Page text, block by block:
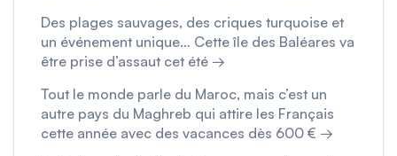
Des plages sauvages, des criques turquoise et
un événement unique… Cette île des Baléares va
être prise d’assaut cet été →
Tout le monde parle du Maroc, mais c’est un
autre pays du Maghreb qui attire les Français
cette année avec des vacances dès 600 € →